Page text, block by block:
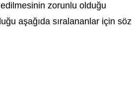
zorunlu olduğu
aşağıda sıralananlar için söz